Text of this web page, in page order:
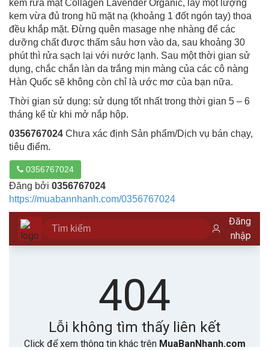
kem rửa mặt Collagen Lavender Organic, lấy một lượng
kem vừa đủ trong hũ mặt nạ (khoảng 1 đốt ngón tay) thoa
đều khắp mặt. Đừng quên masage nhẹ nhàng để các
dưỡng chất được thấm sâu hơn vào da, sau khoảng 30
phút thì rửa sạch lại với nước lạnh. Sau một thời gian sử
dụng, chắc chắn làn da trắng mịn màng của các cô nàng
Hàn Quốc sẽ không còn chỉ là ước mơ của bạn nữa.
Thời gian sử dụng: sử dụng tốt nhất trong thời gian 5 – 6
tháng kể từ khi mở nắp hộp.
0356767024 Chưa xác định Sản phẩm/Dịch vụ bán chạy,
tiêu điểm.
0356767024
Đăng bởi 0356767024
https://muabannhanh.com/0356767024